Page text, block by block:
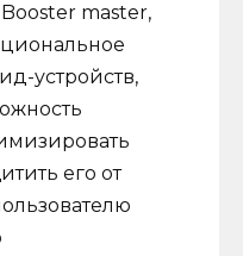
master,
устройств,
его от